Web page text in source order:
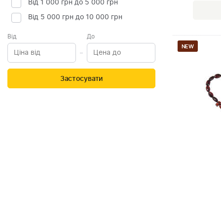
Від 1 000 грн до 5 000 грн
Від 5 000 грн до 10 000 грн
Від До
Застосувати
NEW